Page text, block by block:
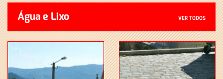
Água e Lixo VER TODOS